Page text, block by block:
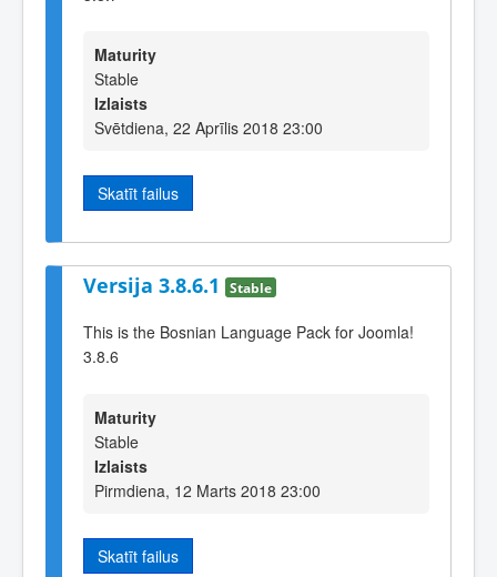
Maturity
Stable
Izlaists
Svētdiena, 22 Aprīlis 2018 23:00
Skatīt failus
Versija 3.8.6.1 Stable
This is the Bosnian Language Pack for Joomla!
3.8.6
Maturity
Stable
Izlaists
Pirmdiena, 12 Marts 2018 23:00
Skatīt failus